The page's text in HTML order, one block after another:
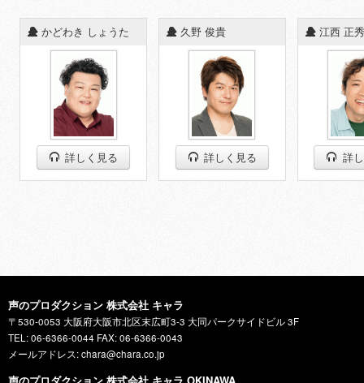
◆ かどわき しょうた
詳しく見る
◆ 久野 俊貴
詳しく見る
◆ 江西 正秀
詳
声のプロダクション 株式会社 キャラ
〒530-0053 大阪府大阪市北区末広町3-3 大同パークサイドビル 3F
TEL: 06-6366-0044 FAX: 06-6366-0043
メールアドレス: chara@chara.co.jp